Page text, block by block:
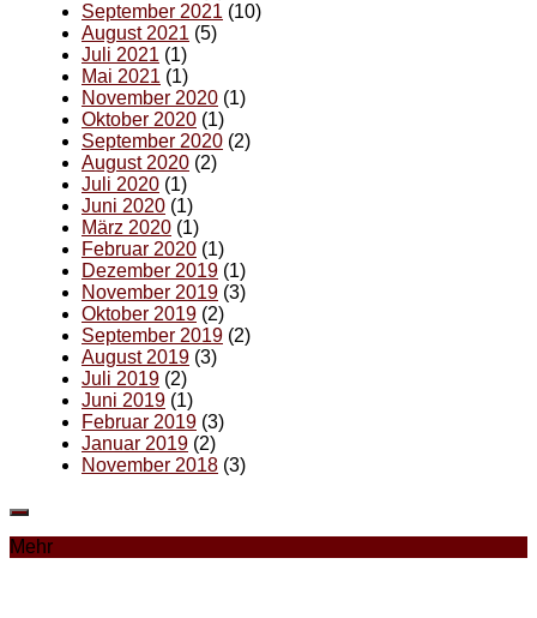
September 2021 (10)
August 2021 (5)
Juli 2021 (1)
Mai 2021 (1)
November 2020 (1)
Oktober 2020 (1)
September 2020 (2)
August 2020 (2)
Juli 2020 (1)
Juni 2020 (1)
März 2020 (1)
Februar 2020 (1)
Dezember 2019 (1)
November 2019 (3)
Oktober 2019 (2)
September 2019 (2)
August 2019 (3)
Juli 2019 (2)
Juni 2019 (1)
Februar 2019 (3)
Januar 2019 (2)
November 2018 (3)
Mehr